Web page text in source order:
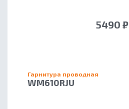
5490 ₽
Гарнитура проводная
WM610RJU